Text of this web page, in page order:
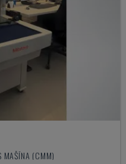
MAŠĪNA (CMM)